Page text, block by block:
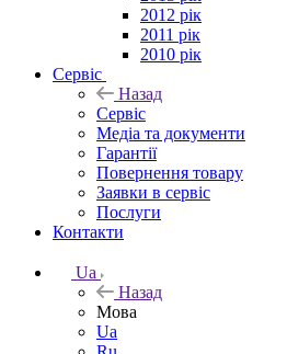
2012 рік
2011 рік
2010 рік
Сервіс
Назад
Сервіс
Медіа та документи
Гарантії
Повернення товару
Заявки в сервіс
Послуги
Контакти
Ua
Назад
Мова
Ua